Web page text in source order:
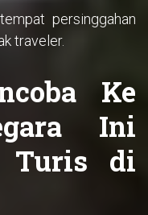
persinggahan
traveler.
Ke
Ini
Turis di